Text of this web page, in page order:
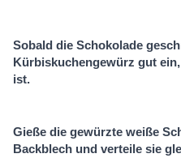
Sobald die Schokolade
Kürbiskuchengewürz gut
ist.
Gieße die gewürzte weiße
Backblech und verteile sie